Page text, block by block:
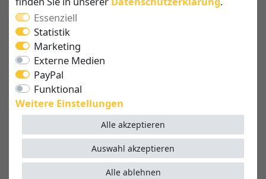
Essenziell
Statistik
Marketing
Externe Medien
PayPal
Funktional
Weitere Einstellungen
Alle akzeptieren
Alle ablehnen
Auswahl akzeptieren